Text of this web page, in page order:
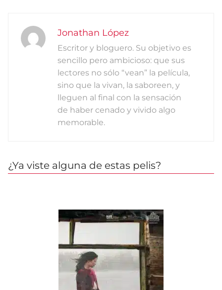
Jonathan López
Escritor y bloguero. Su objetivo es
sencillo pero ambicioso: que sus
lectores no sólo “vean” la película,
sino que la vivan, la saboreen, y
lleguen al final con la sensación
de haber cenado y vivido algo
memorable.
¿Ya viste alguna de estas pelis?